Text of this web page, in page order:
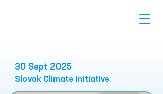
30 Sept 2025
Slovak Climate Initiative